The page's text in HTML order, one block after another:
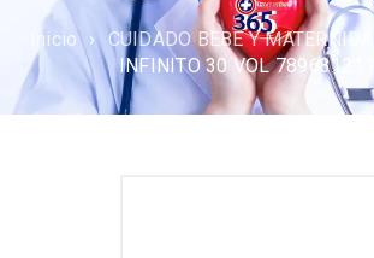
Inicio › CUIDADO BEBE Y
INFINITO 30 VOL